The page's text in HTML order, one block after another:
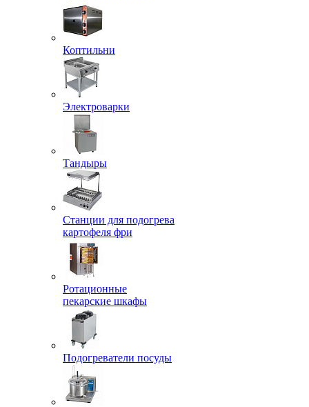
Коптильни
Электроварки
Тандыры
Станции для подогрева
картофеля фри
Ротационные
пекарские шкафы
Подогреватели посуды